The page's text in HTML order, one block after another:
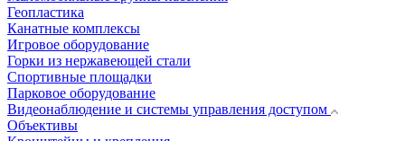
Геопластика
Канатные комплексы
Игровое оборудование
Горки из нержавеющей стали
Спортивные площадки
Парковое оборудование
Видеонаблюдение и системы управления доступом
Объективы